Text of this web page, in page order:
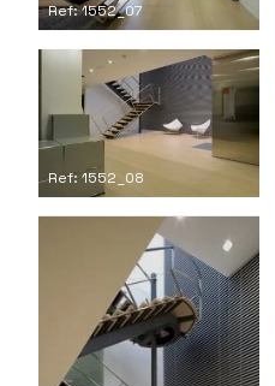
Ref: 1552_07
Ref: 1552_08